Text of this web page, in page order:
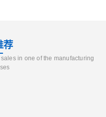
荐
in one of the manufacturing